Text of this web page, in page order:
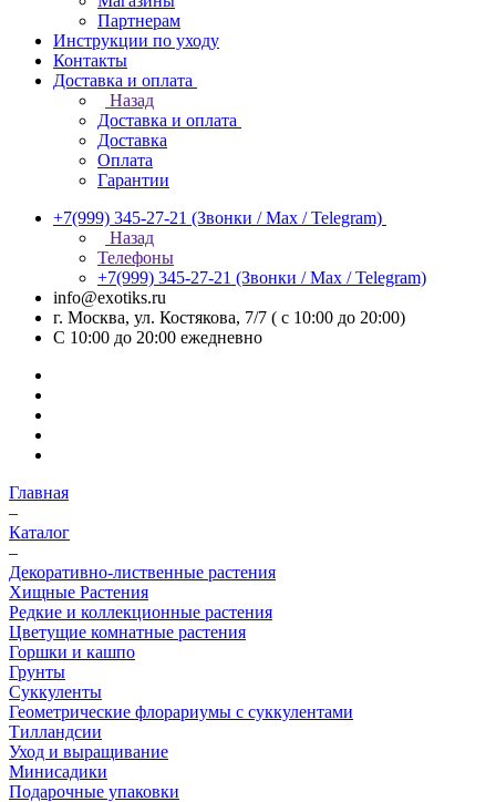
Партнерам
Инструкции по уходу
Контакты
Доставка и оплата
Назад
Доставка и оплата
Доставка
Оплата
Гарантии
+7(999) 345-27-21 (Звонки / Max / Telegram)
Назад
Телефоны
+7(999) 345-27-21 (Звонки / Max / Telegram)
info@exotiks.ru
г. Москва, ул. Костякова, 7/7 ( с 10:00 до 20:00)
С 10:00 до 20:00 ежедневно
Главная
–
Каталог
–
Декоративно-лиственные растения
Хищные Растения
Редкие и коллекционные растения
Цветущие комнатные растения
Горшки и кашпо
Грунты
Суккуленты
Геометрические флорариумы с суккулентами
Тилландсии
Уход и выращивание
Минисадики
Подарочные упаковки